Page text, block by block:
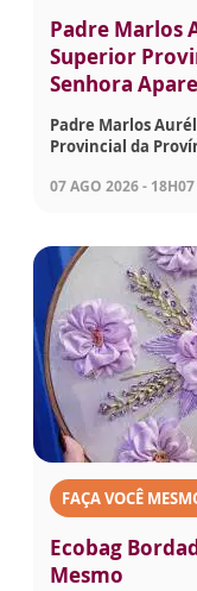
Padre Marlos
Superior
Senhora
Padre Marlos
Provincial da
07 AGO 2026 - 18H07
FAÇA VOCÊ
Ecobag
Mesmo